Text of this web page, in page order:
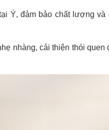
Ý, đảm bảo chất lượng
nhàng, cải thiện thói quen